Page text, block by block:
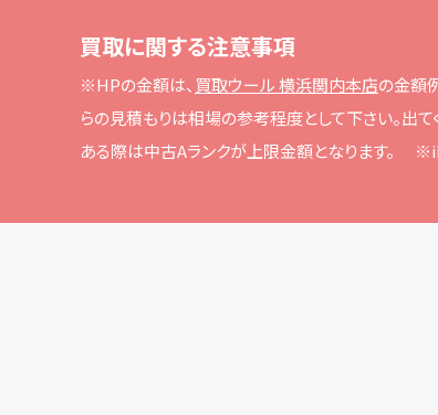
買取に関する注意事項
※HPの⾦額は、 買取ウール 横浜関内本店の⾦額
らの⾒積もりは相場の参考程度として下さい。出て
ある際は中古Aランクが上限⾦額となります。